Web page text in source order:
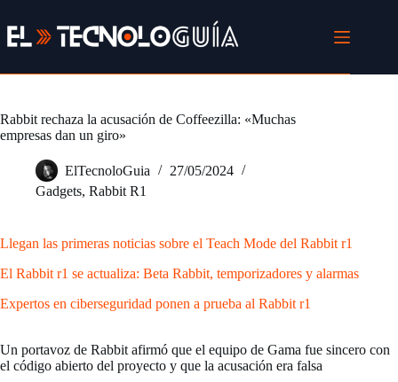
al
contenido
Rabbit rechaza la acusación de Coffeezilla: «Muchas
empresas dan un giro»
ElTecnoloGuia
27/05/2024
Gadgets, Rabbit R1
Llegan las primeras noticias sobre el Teach Mode del Rabbit r1
El Rabbit r1 se actualiza: Beta Rabbit, temporizadores y alarmas
Expertos en ciberseguridad ponen a prueba al Rabbit r1
Un portavoz de Rabbit afirmó que el equipo de Gama fue sincero con
el código abierto del proyecto y que la acusación era falsa